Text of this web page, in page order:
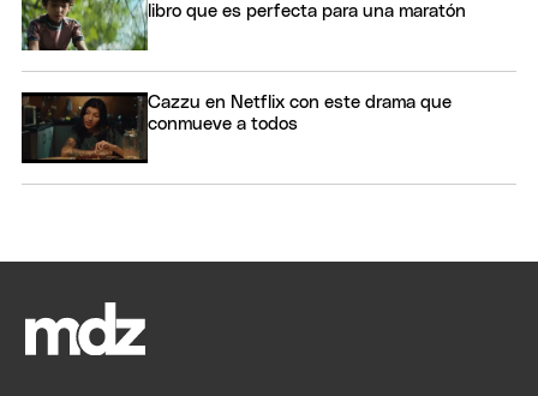
libro que es perfecta para una maratón
Cazzu en Netflix con este drama que
conmueve a todos